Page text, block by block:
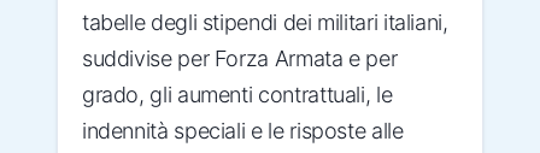
tabelle degli stipendi dei militari italiani,
suddivise per Forza Armata e per
grado, gli aumenti contrattuali, le
indennità speciali e le risposte alle